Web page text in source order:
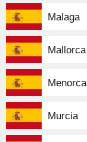
Malaga
Mallorca
Menorca
Murcia